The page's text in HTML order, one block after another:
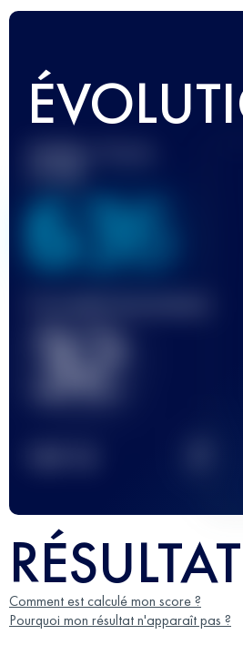
Meilleur Score
636
32
RÉSULTAT
Comment est calculé mon score ?
Pourquoi mon résultat n'apparaît pas ?